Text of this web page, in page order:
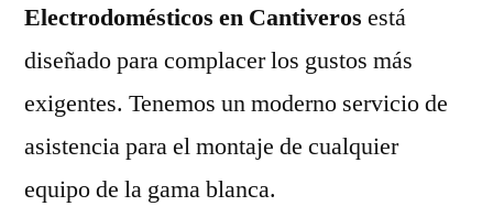
Electrodomésticos en Cantiveros está
diseñado para complacer los gustos más
exigentes. Tenemos un moderno servicio de
asistencia para el montaje de cualquier
equipo de la gama blanca.